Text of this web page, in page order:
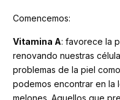
Comencemos:
Vitamina A: favorece la
renovando nuestras
problemas de la piel
podemos encontrar en la